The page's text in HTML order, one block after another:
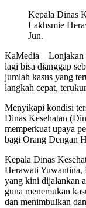
Kepala Dinas
Lakhsmie
Jun.
KaMedia –
lagi bisa dianggap
jumlah kasus yang
langkah cepat,
Menyikapi kondisi
Dinas Kesehatan
memperkuat upaya
bagi Orang Dengan
Kepala Dinas
Herawati Yuwantina,
yang kini dijalankan
guna menemukan
dan menimbulkan